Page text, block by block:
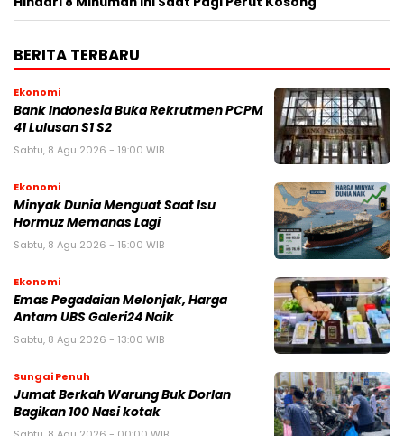
BERITA TERBARU
Ekonomi
Bank Indonesia Buka Rekrutmen PCPM
41 Lulusan S1 S2
Sabtu, 8 Agu 2026 - 19:00 WIB
Ekonomi
Minyak Dunia Menguat Saat Isu
Hormuz Memanas Lagi
Sabtu, 8 Agu 2026 - 15:00 WIB
Ekonomi
Emas Pegadaian Melonjak, Harga
Antam UBS Galeri24 Naik
Sabtu, 8 Agu 2026 - 13:00 WIB
Sungai Penuh
Jumat Berkah Warung Buk Dorlan
Bagikan 100 Nasi kotak